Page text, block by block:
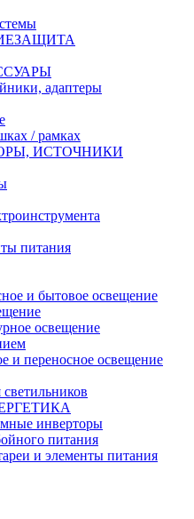
адаптеры
/ рамках
ИСТОЧНИКИ
питания
и бытовое освещение
освещение
и переносное освещение
инверторы
питания
и элементы питания